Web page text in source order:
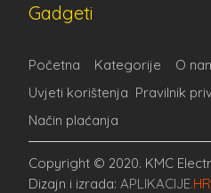
Gadgeti
Početna Kategorije O
Uvjeti korištenja Pravilnik
Način plaćanja
Copyright © 2020. KMC
Dizajn i izrada: APLIKACIJE.HR